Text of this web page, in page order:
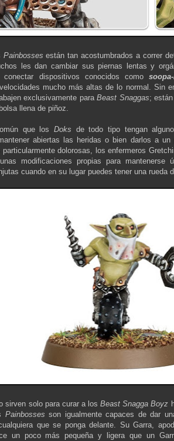
Painbosses están tan acostumbrados a correr
les dan cambiar sus piernas lentas y
conectar dispositivos conocidos como
mucho más altas de lo normal. Sin
exclusivamente paraBeast Snaggas;
llena de piñoz.
que los Doks de todo tipo tengan
abiertas las heridas o bien darlos a un
particularmente dolorosas, los enfermeros
modificaciones propias para
cuando en su lugar puedes tener una rueda
sirven solo para curar a los Beast Snagga Boyz
Painbosses son igualmente capaces de dar
que se ponga delante. Su Garra,
un poco más pequeña y ligera que un